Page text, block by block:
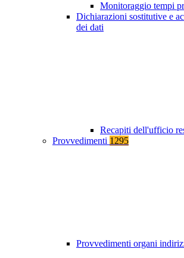
Monitoraggio tempi
Dichiarazioni sostitutive e
dei dati
Recapiti dell'ufficio
Provvedimenti 1295
Provvedimenti organi